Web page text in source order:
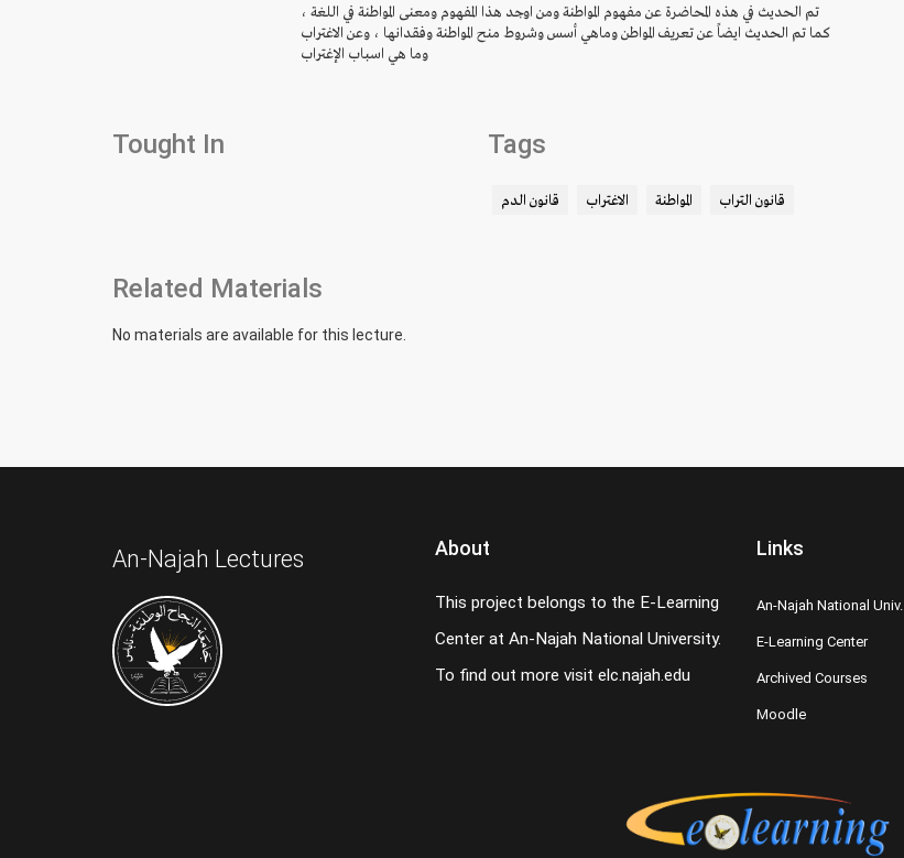
تم الحديث في هذه المحاضرة عن مفهوم المواطنة ومن اوجد هذا المفهوم ومعنى المواطنة في اللغة ،
كما تم الحديث ايضاً عن تعريف المواطن وماهي أسس وشروط منح المواطنة وفقدانها ، وعن الاغتراب
وما هي اسباب الإغتراب
Tought In Tags
قانون الدم الاغتراب المواطنة قانون التراب
Related Materials
No materials are available for this lecture.
An-Najah Lectures About
This project belongs to the E-Learning
Center at An-Najah National University.
To find out more visit elc.najah.edu
Links
An-Najah National Univ.
E-Learning Center
Archived Courses
Moodle